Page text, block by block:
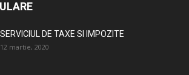
SERVICIUL DE TAXE SI IMPOZITE
12 martie, 2020